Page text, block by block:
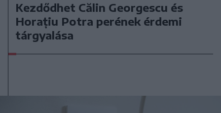
Kezdődhet Călin Georgescu és
Horațiu Potra perének érdemi
tárgyalása